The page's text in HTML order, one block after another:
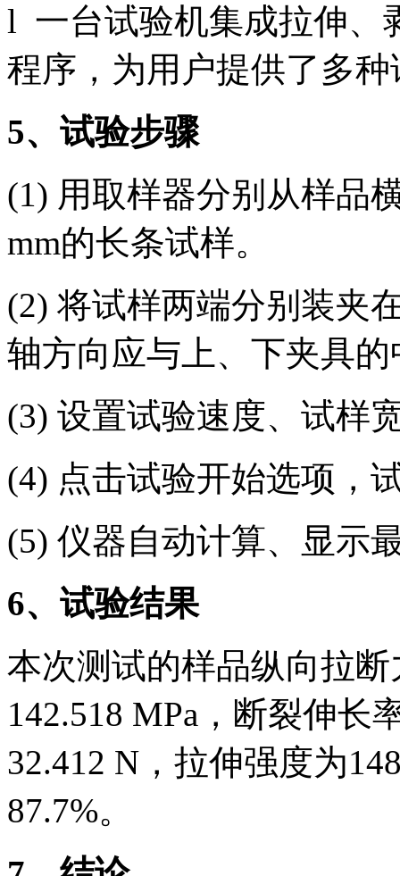
l 一台试验机集成拉伸、
程序，为用户提供了多
5、试验步骤
(1) 用取样器分别从样品
mm的长条试样。
(2) 将试样两端分别装夹
轴方向应与上、下夹具
(3) 设置试验速度、试样
(4) 点击试验开始选项，
(5) 仪器自动计算、显示
6、试验结果
本次测试的样品纵向拉
142.518 MPa，断裂伸长
32.412 N，拉伸强度为
87.7%。